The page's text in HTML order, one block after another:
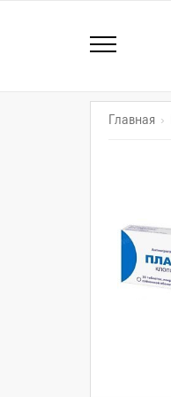
Главная